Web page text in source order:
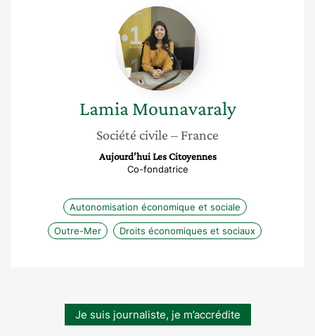
Lamia
Mounavaraly
Lamia Mounavaraly
Société civile – France
Aujourd’hui Les Citoyennes
Co-fondatrice
Autonomisation économique et sociale
Outre-Mer Droits économiques et sociaux
Je suis journaliste, je m’accrédite